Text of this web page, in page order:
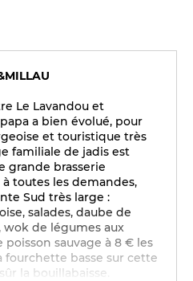
Le Lavandou et
a bien évolué, pour
et touristique très
familiale de jadis est
grande brasserie
toutes les demandes,
Sud très large :
salades, daube de
wok de légumes aux
poisson sauvage à 8 € les
fourchette basse sur cette
la bouillabaisse.